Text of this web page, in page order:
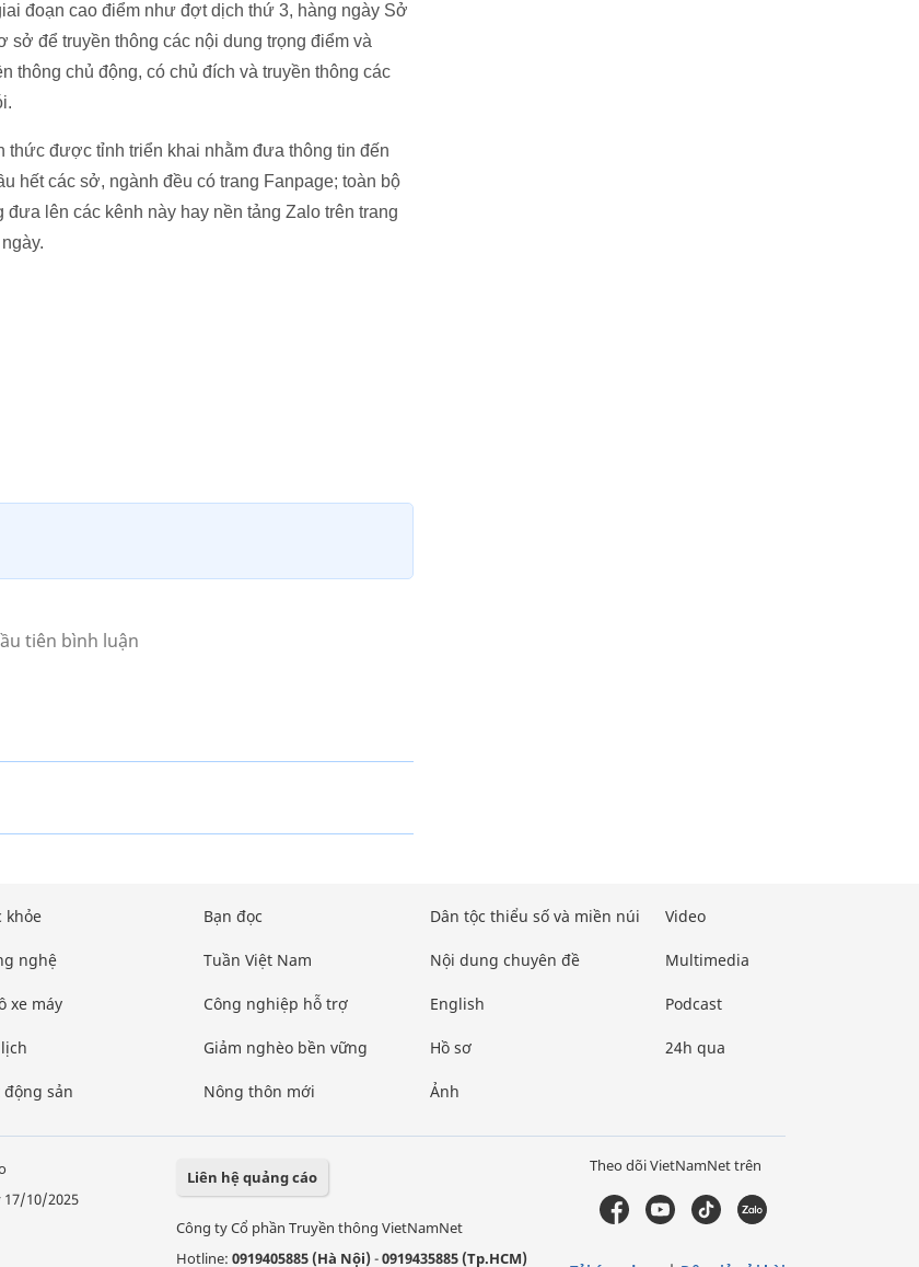
đoạn cao điểm như đợt dịch thứ 3, hàng ngày Sở
để truyền thông các nội dung trọng điểm và
thông chủ động, có chủ đích và truyền thông các
thức được tỉnh triển khai nhằm đưa thông tin đến
hết các sở, ngành đều có trang Fanpage; toàn bộ
lên các kênh này hay nền tảng Zalo trên trang
khỏe
nghệ
xe máy
động sản
Bạn đọc
Tuần Việt Nam
Công nghiệp hỗ trợ
Giảm nghèo bền vững
Nông thôn mới
Dân tộc thiểu số và miền núi
Nội dung chuyên đề
English
Hồ sơ
Ảnh
Video
Multimedia
Podcast
24h qua
17/10/2025
Liên hệ quảng cáo
Công ty Cổ phần Truyền thông VietNamNet
Hotline: 0919405885 (Hà Nội)-0919435885 (Tp.HCM)
Theo dõi VietNamNet trên